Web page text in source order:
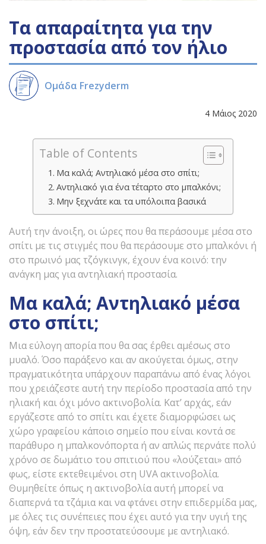
Τα απαραίτητα για την
προστασία από τον ήλιο
Ομάδα Frezyderm
4 Μάιος 2020
Table of Contents
Μα καλά; Αντηλιακό μέσα στο σπίτι;
Αντηλιακό για ένα τέταρτο στο μπαλκόνι;
Μην ξεχνάτε και τα υπόλοιπα βασικά
Αυτή την άνοιξη, οι ώρες που θα περάσουμε μέσα στο
σπίτι με τις στιγμές που θα περάσουμε στο μπαλκόνι ή
στο πρωινό μας τζόγκινγκ, έχουν ένα κοινό: την
ανάγκη μας για αντηλιακή προστασία.
Μα καλά; Αντηλιακό μέσα
στο σπίτι;
Μια εύλογη απορία που θα σας έρθει αμέσως στο
μυαλό. Όσο παράξενο και αν ακούγεται όμως, στην
πραγματικότητα υπάρχουν παραπάνω από ένας λόγοι
που χρειάζεστε αυτή την περίοδο προστασία από την
ηλιακή και όχι μόνο ακτινοβολία. Κατ’ αρχάς, εάν
εργάζεστε από το σπίτι και έχετε διαμορφώσει ως
χώρο γραφείου κάποιο σημείο που είναι κοντά σε
παράθυρο η μπαλκονόπορτα ή αν απλώς περνάτε πολύ
χρόνο σε δωμάτιο του σπιτιού που «λούζεται» από
φως, είστε εκτεθειμένοι στη UVA ακτινοβολία.
Θυμηθείτε όπως η ακτινοβολία αυτή μπορεί να
διαπερνά τα τζάμια και να φτάνει στην επιδερμίδα μας,
με όλες τις συνέπειες που έχει αυτό για την υγιή της
όψη, εάν δεν την προστατεύσουμε με αντηλιακό.